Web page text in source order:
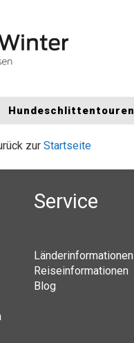
Hundeschlittentouren
zur Startseite
Service
Länderinformationen
Reiseinformationen
Blog